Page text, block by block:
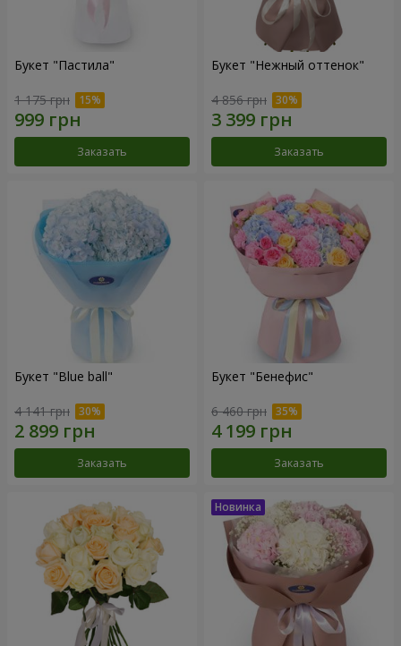
Букет "Пастила"
1 175 грн
Заказать
Букет "Нежный оттенок"
4 856 грн
Заказать
Букет "Blue ball"
4 141 грн
Заказать
Букет "Бенефис"
6 460 грн
Заказать